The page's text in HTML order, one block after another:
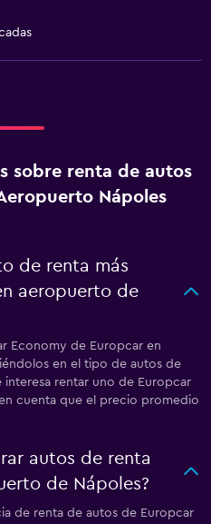
sobre renta de autos
Nápoles
de renta más
aeropuerto de
Economy de Europcar en
en el tipo de autos de
interesa rentar uno de Europcar
cuenta que el precio promedio
autos de renta
de Nápoles?
de renta de autos de Europcar